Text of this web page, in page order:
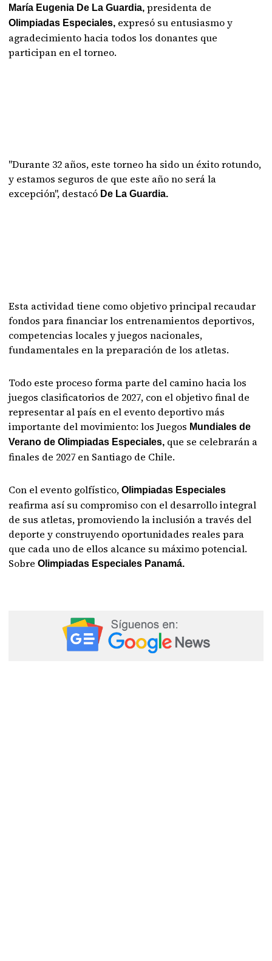
María Eugenia De La Guardia, presidenta de
Olimpiadas Especiales, expresó su entusiasmo y
agradecimiento hacia todos los donantes que
participan en el torneo.
"Durante 32 años, este torneo ha sido un éxito rotundo,
y estamos seguros de que este año no será la
excepción", destacó De La Guardia.
Esta actividad tiene como objetivo principal recaudar
fondos para financiar los entrenamientos deportivos,
competencias locales y juegos nacionales,
fundamentales en la preparación de los atletas.
Todo este proceso forma parte del camino hacia los
juegos clasificatorios de 2027, con el objetivo final de
representar al país en el evento deportivo más
importante del movimiento: los Juegos Mundiales de
Verano de Olimpiadas Especiales, que se celebrarán a
finales de 2027 en Santiago de Chile.
Con el evento golfístico,Olimpiadas Especiales
reafirma así su compromiso con el desarrollo integral
de sus atletas, promoviendo la inclusión a través del
deporte y construyendo oportunidades reales para
que cada uno de ellos alcance su máximo potencial.
SobreOlimpiadas Especiales Panamá.